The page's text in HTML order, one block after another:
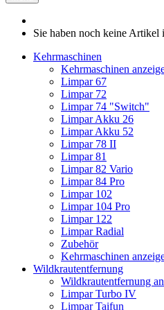
Sie haben noch keine Artikel
Kehrmaschinen
Kehrmaschinen
Limpar 67
Limpar 72
Limpar 74 "Switch"
Limpar Akku 26
Limpar Akku 52
Limpar 78 II
Limpar 81
Limpar 82 Vario
Limpar 84 Pro
Limpar 102
Limpar 104 Pro
Limpar 122
Limpar Radial
Zubehör
Kehrmaschinen
Wildkrautentfernung
Wildkrautentfernung
Limpar Turbo IV
Limpar Taifun